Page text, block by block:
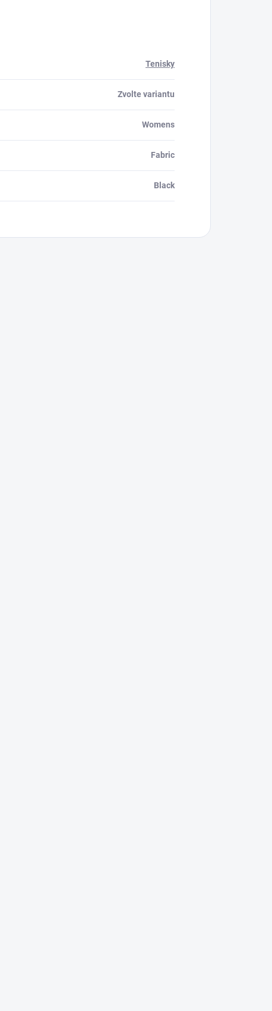
Tenisky
Zvolte variantu
Womens
Fabric
Black